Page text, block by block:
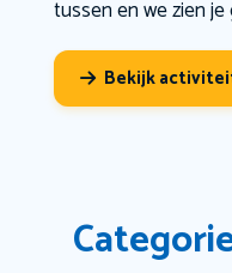
tussen en we zien je
Bekijk